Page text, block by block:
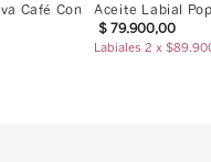
Café Con
Aceite Labial
$ 79.900,00
Labiales 2 x